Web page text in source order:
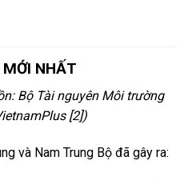
MỚI NHẤT
Bộ Tài nguyên Môi trường
[2])
và Nam Trung Bộ đã gây ra: